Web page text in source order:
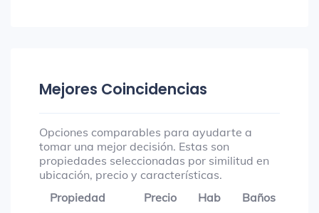
Mejores Coincidencias
Opciones comparables para ayudarte a
tomar una mejor decisión. Estas son
propiedades seleccionadas por similitud en
ubicación, precio y características.
Propiedad
Precio Hab Baños